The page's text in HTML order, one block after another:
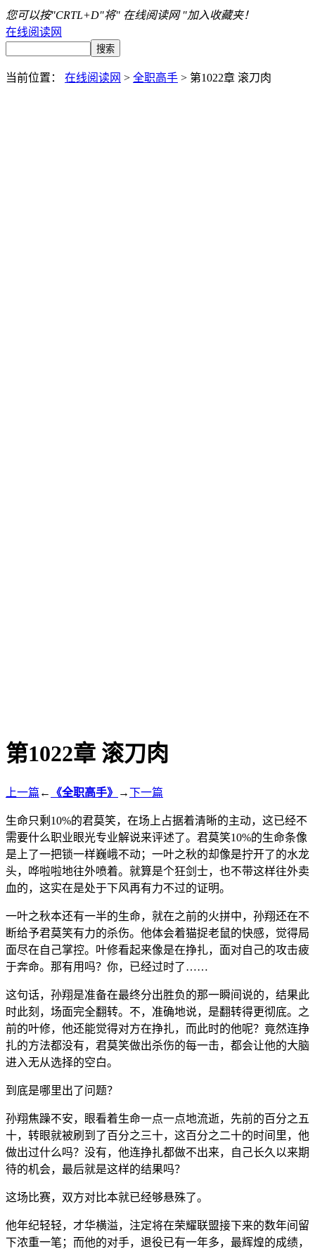
您可以按"CRTL+D"将" 在线阅读网 "加入收藏夹！
在线阅读网
当前位置： 在线阅读网 > 全职高手 > 第1022章 滚刀肉
第1022章 滚刀肉
上一篇 ← 《全职高手》 →下一篇
生命只剩10%的君莫笑，在场上占据着清晰的主动，这已经不
需要什么职业眼光专业解说来评述了。君莫笑10%的生命条像
是上了一把锁一样巍峨不动；一叶之秋的却像是拧开了的水龙
头，哗啦啦地往外喷着。就算是个狂剑士，也不带这样往外卖
血的，这实在是处于下风再有力不过的证明。
一叶之秋本还有一半的生命，就在之前的火拼中，孙翔还在不
断给予君莫笑有力的杀伤。他体会着猫捉老鼠的快感，觉得局
面尽在自己掌控。叶修看起来像是在挣扎，面对自己的攻击疲
于奔命。那有用吗？你，已经过时了……
这句话，孙翔是准备在最终分出胜负的那一瞬间说的，结果此
时此刻，场面完全翻转。不，准确地说，是翻转得更彻底。之
前的叶修，他还能觉得对方在挣扎，而此时的他呢？竟然连挣
扎的方法都没有，君莫笑做出杀伤的每一击，都会让他的大脑
进入无从选择的空白。
到底是哪里出了问题？
孙翔焦躁不安，眼看着生命一点一点地流逝，先前的百分之五
十，转眼就被刷到了百分之三十，这百分之二十的时间里，他
做出过什么吗？没有，他连挣扎都做不出来，自己长久以来期
待的机会，最后就是这样的结果吗？
这场比赛，双方对比本就已经够悬殊了。
他年纪轻轻，才华横溢，注定将在荣耀联盟接下来的数年间留
下浓重一笔；而他的对手，退役已有一年多，最辉煌的成绩，